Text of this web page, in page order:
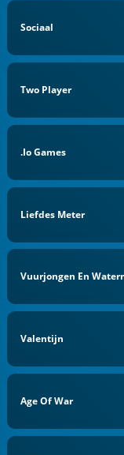
Sociaal
Two Player
.io Games
Liefdes Meter
Vuurjongen En
Valentijn
Age Of War